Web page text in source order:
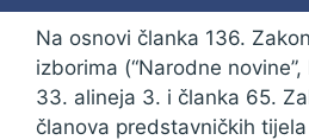
Na osnovi članka 136.
izborima (“Narodne
33. alineja 3. i članka 65.
članova predstavničkih